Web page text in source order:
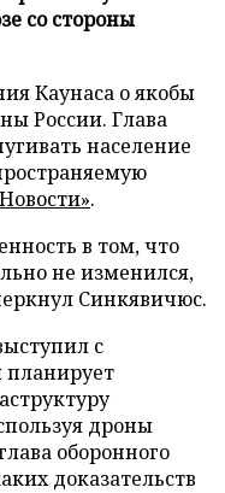
со стороны
Каунаса о якобы
России. Глава
население
.
в том, что
не изменился,
Синкявичюс.
с
планирует
дроны
оборонного
доказательств